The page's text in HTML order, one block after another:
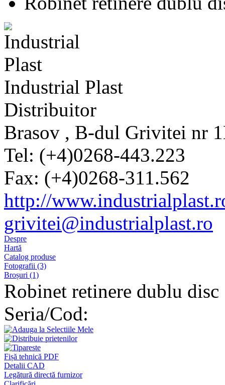
Industrial Plast
Distribuitor
Brasov , B-dul Grivitei nr
Tel: (+4)0268-443.223
Fax: (+4)0268-311.562
http://
grivitei@industrialplast.ro
Despre
Hartă
Catalog produse
Fotografii (3)
Broșuri (1)
Robinet retinere dublu disc
Seria/Cod:
Fișă tehnică PDF
Detalii CAD
Legătură directă furnizor